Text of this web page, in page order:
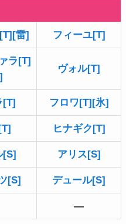
雷] フィーユ[T]
ラ[T]
ヴォル[T]
[T] フロワ[T][氷]
ヒナギク[T]
[S] アリス[S]
[S] デュール[S]
―